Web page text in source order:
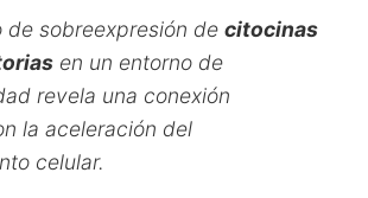
de sobreexpresión de citocinas
en un entorno de
revela una conexión
la aceleración del
celular.